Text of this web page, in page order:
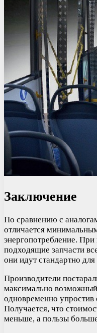
Заключение
По сравнению с
отличается
энергопотребление.
подходящие запчасти
они идут стандартно
Производители
максимально
одновременно упростив
Получается, что
меньше, а пользы